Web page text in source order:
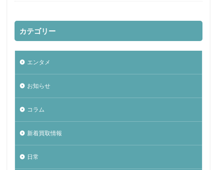
カテゴリー
エンタメ
お知らせ
コラム
新着買取情報
日常